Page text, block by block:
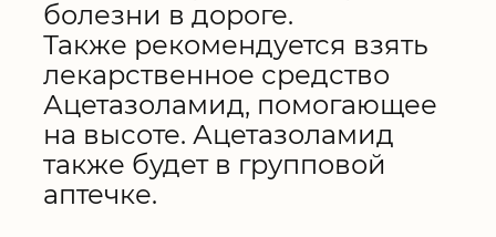
болезни в дороге.
Также рекомендуется взять
лекарственное средство
Ацетазоламид, помогающее
на высоте. Ацетазоламид
также будет в групповой
аптечке.